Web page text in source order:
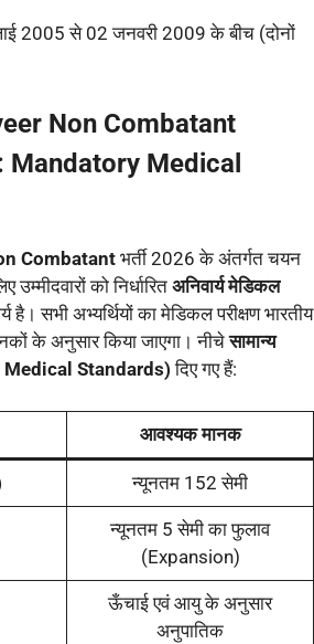
2005 से 02 जनवरी 2009 के बीच (दोनों
Non Combatant
Mandatory Medical
Combatant भर्ती 2026 के अंतर्गत चयन
को निर्धारित अनिवार्य मेडिकल
है। सभी अभ्यर्थियों का मेडिकल परीक्षण भारतीय
के अनुसार किया जाएगा। नीचेसामान्य
Medical Standards) दिए गए हैं:
आवश्यक मानक
न्यूनतम 152 सेमी
न्यूनतम 5 सेमी का फुलाव
(Expansion)
ऊँचाई एवं आयु के अनुसार
अनुपातिक